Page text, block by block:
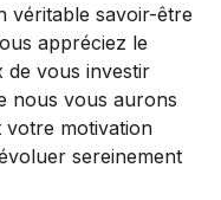
véritable savoir-être
appréciez le
de vous investir
nous vous aurons
votre motivation
sereinement